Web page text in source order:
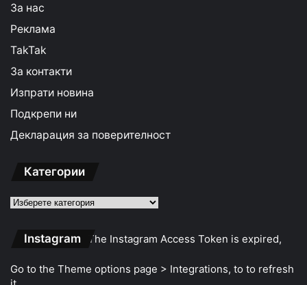
За нас
Реклама
TakTak
За контакти
Изпрати новина
Подкрепи ни
Декларация за поверителност
Категории
Категории
Instagram The Instagram Access Token is expired,
Go to the Theme options page > Integrations, to to refresh